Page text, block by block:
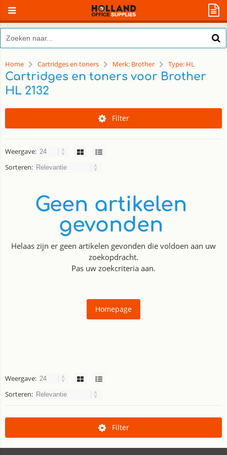
Home Cartridges en toners Merk: Brother Type: HL
Cartridges en toners voor Brother
HL 2132
Filter
Weergave:
Sorteren:
Geen artikelen
gevonden
Helaas zijn er geen artikelen gevonden die voldoen aan uw
zoekopdracht.
Pas uw zoekcriteria aan.
Homepage
Weergave:
Sorteren:
Filter